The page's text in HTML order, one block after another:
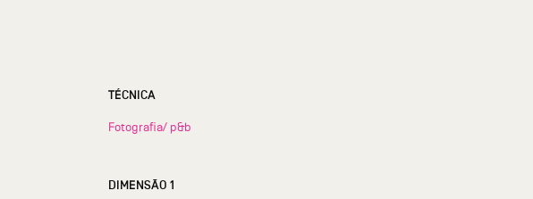
TÉCNICA
Fotografia/ p&b
DIMENSÃO 1